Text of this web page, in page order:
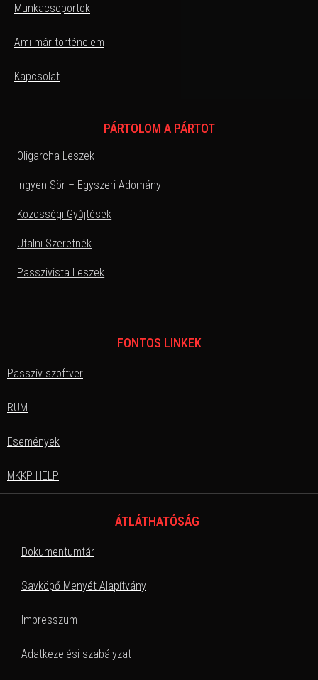
Munkacsoportok
Ami már történelem
Kapcsolat
PÁRTOLOM A PÁRTOT
Oligarcha Leszek
Ingyen Sör – Egyszeri Adomány
Közösségi Gyűjtések
Utalni Szeretnék
Passzivista Leszek
FONTOS LINKEK
Passzív szoftver
RÜM
Események
MKKP HELP
ÁTLÁTHATÓSÁG
Dokumentumtár
Savköpő Menyét Alapítvány
Impresszum
Adatkezelési szabályzat